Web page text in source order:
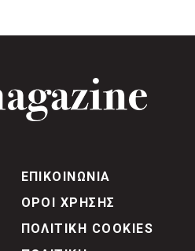
ΕΠΙΚΟΙΝΩΝΙΑ
ΟΡΟΙ ΧΡΗΣΗΣ
ΠΟΛΙΤΙΚΗ COOKIES